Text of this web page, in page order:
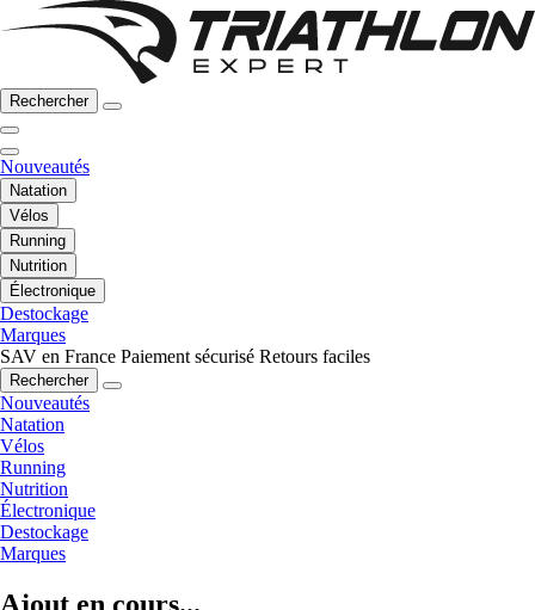
Rechercher
Nouveautés
Natation
Vélos
Running
Nutrition
Électronique
Destockage
Marques
SAV en France Paiement sécurisé Retours faciles
Rechercher
Nouveautés
Natation
Vélos
Running
Nutrition
Électronique
Destockage
Marques